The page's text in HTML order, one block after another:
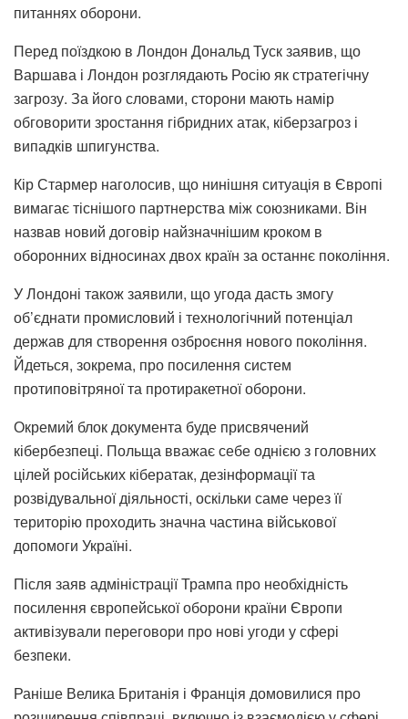
питаннях оборони.
Перед поїздкою в Лондон Дональд Туск заявив, що
Варшава і Лондон розглядають Росію як стратегічну
загрозу. За його словами, сторони мають намір
обговорити зростання гібридних атак, кіберзагроз і
випадків шпигунства.
Кір Стармер наголосив, що нинішня ситуація в Європі
вимагає тіснішого партнерства між союзниками. Він
назвав новий договір найзначнішим кроком в
оборонних відносинах двох країн за останнє покоління.
У Лондоні також заявили, що угода дасть змогу
об’єднати промисловий і технологічний потенціал
держав для створення озброєння нового покоління.
Йдеться, зокрема, про посилення систем
протиповітряної та протиракетної оборони.
Окремий блок документа буде присвячений
кібербезпеці. Польща вважає себе однією з головних
цілей російських кібератак, дезінформації та
розвідувальної діяльності, оскільки саме через її
територію проходить значна частина військової
допомоги Україні.
Після заяв адміністрації Трампа про необхідність
посилення європейської оборони країни Європи
активізували переговори про нові угоди у сфері
безпеки.
Раніше Велика Британія і Франція домовилися про